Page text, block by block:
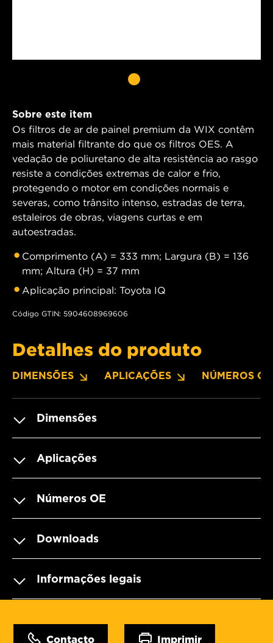
Sobre este item
Os filtros de ar de painel premium da WIX contêm
mais material filtrante do que os filtros OES. A
vedação de poliuretano de alta resistência ao rasgo
resiste a condições extremas de calor e frio,
protegendo o motor em condições normais e
severas, como trânsito intenso, estradas de terra,
estaleiros de obras, viagens curtas e em
autoestradas.
Comprimento (A) = 333 mm; Largura (B) = 136
mm; Altura (H) = 37 mm
Aplicação principal: Toyota IQ
Código GTIN: 5904608969606
Detalhes do produto
DIMENSÕES APLICAÇÕES NÚMEROS OE
Dimensões
Aplicações
Números OE
Downloads
Informações legais
Contacto Imprimir